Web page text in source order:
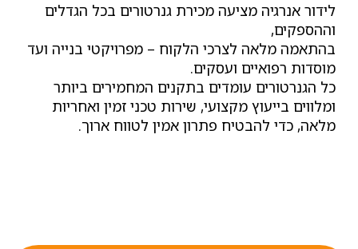
לידור אנרגיה מציעה מכירת גנרטורים בכל הגדלים
וההספקים,
בהתאמה מלאה לצרכי הלקוח – מפרויקטי בנייה ועד
מוסדות רפואיים ועסקים.
כל הגנרטורים עומדים בתקנים המחמירים ביותר
ומלווים בייעוץ מקצועי, שירות טכני זמין ואחריות
מלאה, כדי להבטיח פתרון אמין לטווח ארוך.